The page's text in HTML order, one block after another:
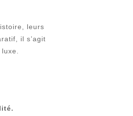
leurs
il s’agit